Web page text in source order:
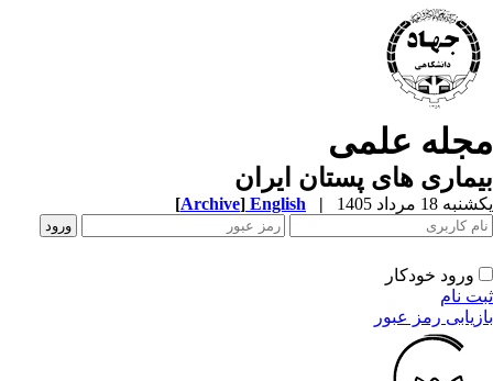
علمی
های پستان ایران
18 مرداد 1405 |
English
[Archive]
ورود خودکار
نام
رمز عبور